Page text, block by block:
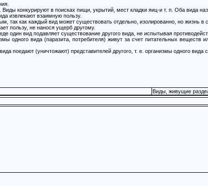
конкурируют в поисках пищи, укрытий, мест кладки яиц-и т. п. Оба вида
извлекают взаимную пользу.
так как каждый вид может существовать отдельно, изолированно, но жизнь в
пользу, не нанося ущерб другому.
один вид подавляет существование другого вида, не испытывая
вида (паразита, потребителя) живут за счет питательных веществ
поедают (уничтожают) представителей другого, т. е. организмы одного вида
Виды, живущие